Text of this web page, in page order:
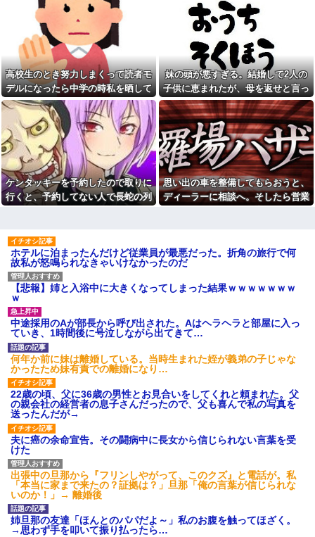
【画像】付き合いたて彼女
「ごめーんちょびっツ散らかっ
てるけど上がって～！」←お前
らだったらコレ別れる
か？？？？？
【衝撃】「史上最大のデマ、
流言飛語」と聞いて思いつくの
は？→大体一致する件w w w w
w w w
【画像】速水もこみちが新オ
ープンしたカフェ、サンドイッ
チ1つ3000円←コレは妥当だと思
う？？？？？？
【画像】美容師「…手は尽く
しました」陰キャ女子「…
ｯ！！」→結果をご覧くださいw
w w w w w w w
悪ガキ４匹連れた父親。彼ら
と父親は自尊心をくすぐられて...
私「50万円使ったって本
当？」監査ママ「来月には絶対
返すから…」→約束を信じて待
った結果、警察に通報すること
になり…
旦那のとこのパート事務員(美
人)に呼び止められた。すると
「あんな物(昼食)を旦那さんに食
べさせるなんて信じられな
い！」と言い出し...
地獄だ。うちは長男長女次男
三人兄弟で古くから続く家業で
後継は欲しいという家族
今のママ本当若いよね。小学
生ママで政治家系のショートの
人全然いない
保育園の運動会の日。先輩
「サイフがなくなった！犯人は
私子だ！」園長「警察沙汰は勘
弁して～」→誰も味方がいない
と思ったその時…
先生「修学旅行のアンケート
結果、あの国が一番人気でし
た」生徒「ウソだ！沖縄や北海
道が人気だった！」→トンデモ
ナイことに・・・
があったり契約社員が私1人なこ
ともあり、契約期間満了するま
でに辞めたい。どういったら角
が立たないでしょ
【困惑】子供もいるのに未来
のない恋愛に悩む男たち…ど真
ん中狂想曲ｗｗｗｗ
【朗報】幻想水滸伝のソシャ
ゲ、普通に面白いｗｗｗｗｗ
トメは我が子が初孫。トメ
「何かあったら遠慮せず言って
ね、頼ってくれると嬉しい」と
孫目当てで言ってくるとこがイ
ラッ
職場の60代女パートが若手か
らうるせえクソ婆と言われたと
相談があって、20代男の部下を
注意した
私「夫がギャンブル依存症で
れました！」一同「だめだこり
ゃ」
小学生の頃からずっと仲良い
つもりだった
【後編】元旦那が突然、自分
の現妻とのメールを転送...その内
容がキモすぎた件
彼氏の家に遊びに行ったら彼
母が大皿から唐揚げを素手でつ
大皿へ戻した。私目が点。あり
えないと彼氏に言ったら彼氏激
みたよ
た！」→トンデモナイことに・・・
ードで出て行ったと思ったら…
高校生のとき努力しまくって読者モ
デルになったら中学の時私を晒して
振ったマサトシくんに「俺のために
キレイになったから付き合ってあげ
ることにした」と待ち伏せされ
妹の頭が悪すぎる。結婚して2人の
子供に恵まれたが、母を返せと言っ
てきた
ケンタッキーを予約したので取りに
行くと、予約してない人で長蛇の列
思い出の車を整備してもらおうと、
ディーラーに相談へ。そしたら営業
ホテルに泊まったんだけど従業員が最悪だった。折角の旅行で何
故私が怒鳴られなきゃいけなかったのだ
【悲報】姉と入浴中に大きくなってしまった結果ｗｗｗｗｗｗｗ
ｗ
中途採用のAが部長から呼び出された。Aはヘラヘラと部屋に入っ
ていき、1時間後に号泣しながら出てきて…
何年か前に妹は離婚している。当時生まれた姪が義弟の子じゃな
かったため妹有責での離婚になり…
22歳の頃、父に36歳の男性とお見合いをしてくれと頼まれた。父
の親会社の経営者の息子さんだったので、父も喜んで私の写真を
送ったんだが→
夫に癌の余命宣告。その闘病中に長女から信じられない言葉を受
けた
出張中の旦那から『フリンしやがって、このクズ』と電話が。私
「本当に家まで来たの？証拠は？」旦那「俺の言葉が信じられな
いのか！」→ 離婚後
姉旦那の友達「ほんとのパパだよ～」私のお腹を触ってほざく。
→思わず手を叩いて振り払ったら…